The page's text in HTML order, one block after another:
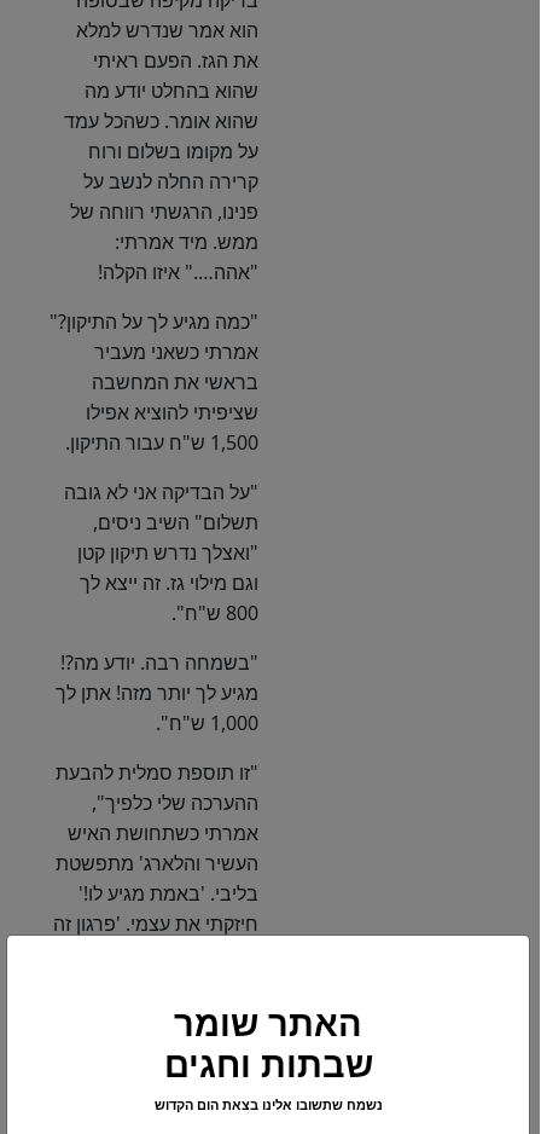
האתר שומר
שבתות וחגים
נשמח שתשובו אלינו בצאת הום הקדוש
הוא אמר שנדרש למלא
את הגז. הפעם ראיתי
שהוא בהחלט יודע מה
שהוא אומר. כשהכל עמד
על מקומו בשלום ורוח
קרירה החלה לנשב על
פנינו, הרגשתי רווחה של
ממש. מיד אמרתי:
"אהה…." איזו הקלה!
"כמה מגיע לך על התיקון?"
אמרתי כשאני מעביר
בראשי את המחשבה
שציפיתי להוציא אפילו
1,500 ש"ח עבור התיקון.
"על הבדיקה אני לא גובה
תשלום" השיב ניסים,
"ואצלך נדרש תיקון קטן
וגם מילוי גז. זה ייצא לך
800 ש"ח".
"בשמחה רבה. יודע מה?!
מגיע לך יותר מזה! אתן לך
1,000 ש"ח".
"זו תוספת סמלית להבעת
ההערכה שלי כלפיך",
אמרתי כשתחושת האיש
העשיר והלארג' מתפשטת
בליבי. 'באמת מגיע לו!'
חיזקתי את עצמי. 'פרגון זה
"אם אתה ממש רוצה"
צחק הטכנאי, "לא אתנגד